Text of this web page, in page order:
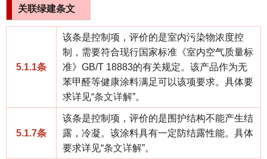
关联绿建条文
5.1.1条
该条是控制项，评价的是室内污染物浓度控
制，需要符合现行国家标准《室内空气质量标
准》GB/T 18883的有关规定。该产品作为无
苯甲醛等健康涂料满足可以该项要求。具体要
求详见“条文详解”。
5.1.7条
该条是控制项，评价的是围护结构不能产生结
露，冷凝。该涂料具有一定防结露性能。具体
要求详见“条文详解”。